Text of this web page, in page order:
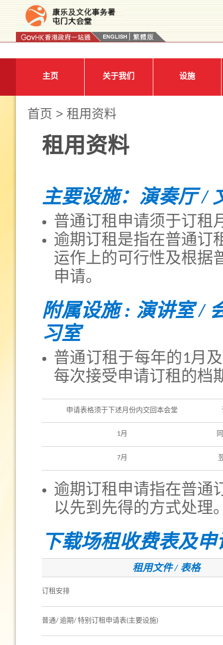
主页 关于我们 设施
首页 > 租用资料
租用资料
主要设施：演奏厅 /
普通订租申请须于订租
逾期订租是指在普通订
运作上的可行性及根据
申请。
附属设施 : 演讲室 /
习室
普通订租于每年的1月
每次接受申请订租的档
申请表格须于下述月份内交回本会堂
1月
7月
逾期订租申请指在普通
以先到先得的方式处理
下载场租收费表及申
租用文件 / 表格
订租安排
普通/ 逾期/ 特别订租申请表(主要设施)